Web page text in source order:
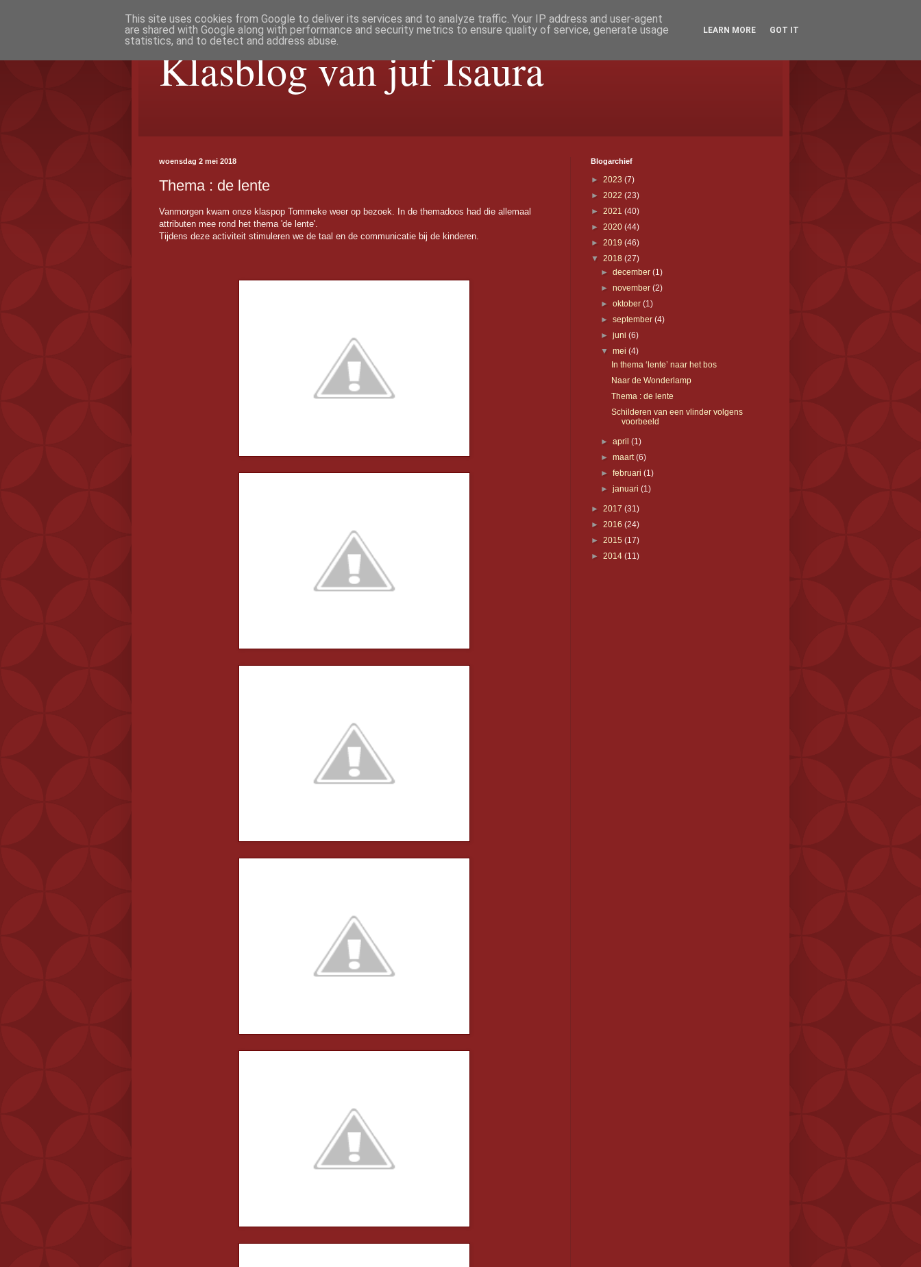
Klasblog van juf Isaura
woensdag 2 mei 2018
Thema : de lente
Vanmorgen kwam onze klaspop Tommeke weer op bezoek. In de themadoos had die allemaal
attributen mee rond het thema 'de lente'.
Tijdens deze activiteit stimuleren we de taal en de communicatie bij de kinderen.
Blogarchief
► 2023 (7)
► 2022 (23)
► 2021 (40)
► 2020 (44)
► 2019 (46)
▼ 2018 (27)
►december(1)
►november(2)
►oktober(1)
►september(4)
►juni(6)
▼mei(4)
In thema ‘lente’ naar het bos
Naar de Wonderlamp
Thema : de lente
Schilderen van een vlinder volgens
voorbeeld
►april(1)
►maart(6)
►februari(1)
►januari(1)
► 2017 (31)
► 2016 (24)
► 2015 (17)
► 2014 (11)
This site uses cookies from Google to deliver its services and to analyze traffic. Your IP address and user-agent
are shared with Google along with performance and security metrics to ensure quality of service, generate usage
statistics, and to detect and address abuse.
LEARN MORE GOT IT